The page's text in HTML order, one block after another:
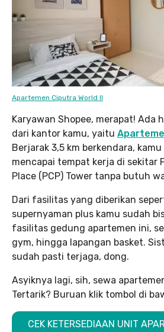
Apartemen Ciputra World II
Karyawan Shopee, merapat! Ada
dari kantor kamu, yaitu
Berjarak 3,5 km berkendara,
mencapai tempat kerja di sekitar
Place (PCP) Tower tanpa butuh
Dari fasilitas yang diberikan
supernyaman plus kamu sudah
fasilitas gedung apartemen ini,
gym, hingga lapangan basket.
sudah pasti terjaga, dong.
Asyiknya lagi, sih, sewa
Tertarik? Buruan klik tombol di
CEK KETERSEDIAAN UNIT